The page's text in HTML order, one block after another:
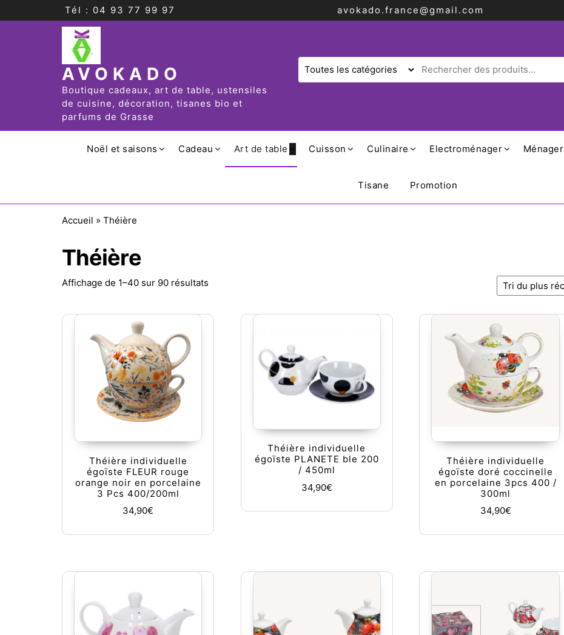
Tél : 04 93 77 99 97 avokado.france@gmail.com
AVOKADO
Boutique cadeaux, art de table, ustensiles
de cuisine, décoration, tisanes bio et
parfums de Grasse
Noël et saisons Cadeau Art de table Cuisson Culinaire Electroménager Ménager
Tisane Promotion
Accueil » Théière
Théière
Affichage de 1–40 sur 90 résultats
Théière individuelle
égoïste FLEUR rouge
orange noir en porcelaine
3 Pcs 400/200ml
34,90€
Théière individuelle
égoïste PLANETE ble 200
/ 450ml
34,90€
Théière individuelle
égoïste doré coccinelle
en porcelaine 3pcs 400 /
300ml
34,90€